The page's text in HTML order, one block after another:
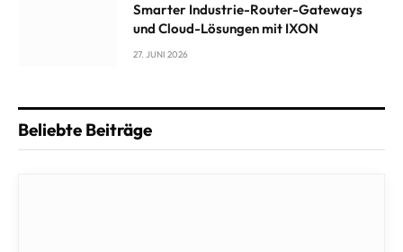
Smarter Industrie-Router-Gateways
und Cloud-Lösungen mit IXON
27. JUNI 2026
Beliebte Beiträge